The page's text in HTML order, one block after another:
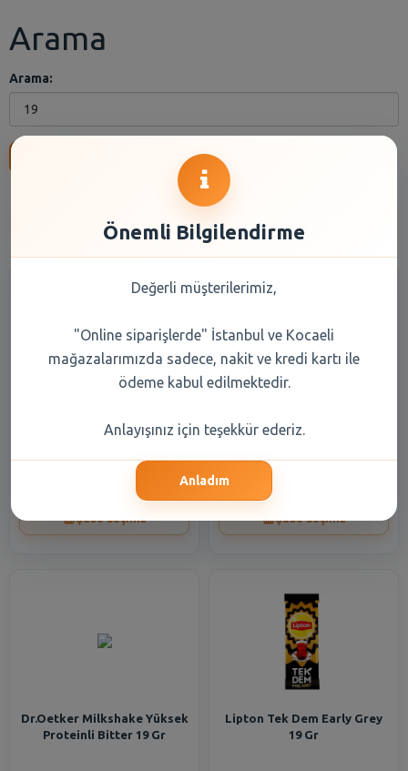
Arama
Arama:
Kuru Gıda Reyon Seçiniz
Mantar 19 Gr
23,25 TL
Kokusu Yasemin Yedek 19 ml
186,35 TL
Dr.Oetker Milkshake Yüksek
Proteinli Bitter 19 Gr
Lipton Tek Dem Early Grey
19 Gr
Önemli Bilgilendirme
Değerli müşterilerimiz,
"Online siparişlerde" İstanbul ve Kocaeli
mağazalarımızda sadece, nakit ve kredi kartı ile
ödeme kabul edilmektedir.
Anlayışınız için teşekkür ederiz.
Anladım